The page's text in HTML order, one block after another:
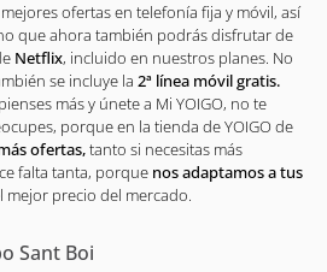
ofertas en telefonía fija y móvil, así
que ahora también podrás disfrutar de
Netflix, incluido en nuestros planes. No
se incluye la 2ª línea móvil gratis.
más y únete a Mi YOIGO, no te
porque en la tienda de YOIGO de
ofertas,tanto si necesitas más
falta tanta, porque nos adaptamos a tus
mejor precio del mercado.
Sant Boi